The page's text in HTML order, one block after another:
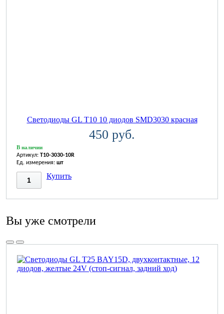
Светодиоды GL T10 10 диодов SMD3030 красная
450 руб.
В наличии
Артикул: T10-3030-10R
Ед. измерения: шт
Купить
Вы уже смотрели